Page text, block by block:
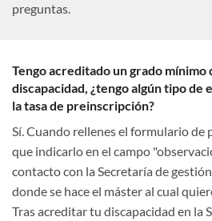
preguntas.
Tengo acreditado un grado mínimo
discapacidad, ¿tengo algún tipo de
la tasa de preinscripción?
Sí. Cuando rellenes el formulario de
que indicarlo en el campo
contacto con la Secretaría de
donde se hace el máster al cual
Tras acreditar tu discapacidad en la